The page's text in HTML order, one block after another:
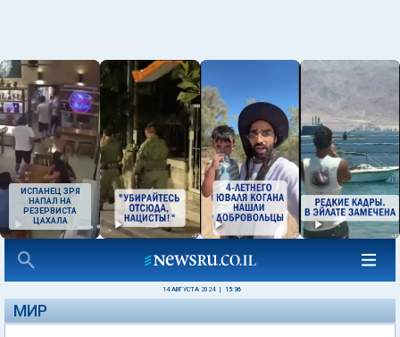
ИСПАНЕЦ ЗРЯ
НАПАЛ НА
РЕЗЕРВИСТА
ЦАХАЛА
14 АВГУСТА 2024 15:36
МИР